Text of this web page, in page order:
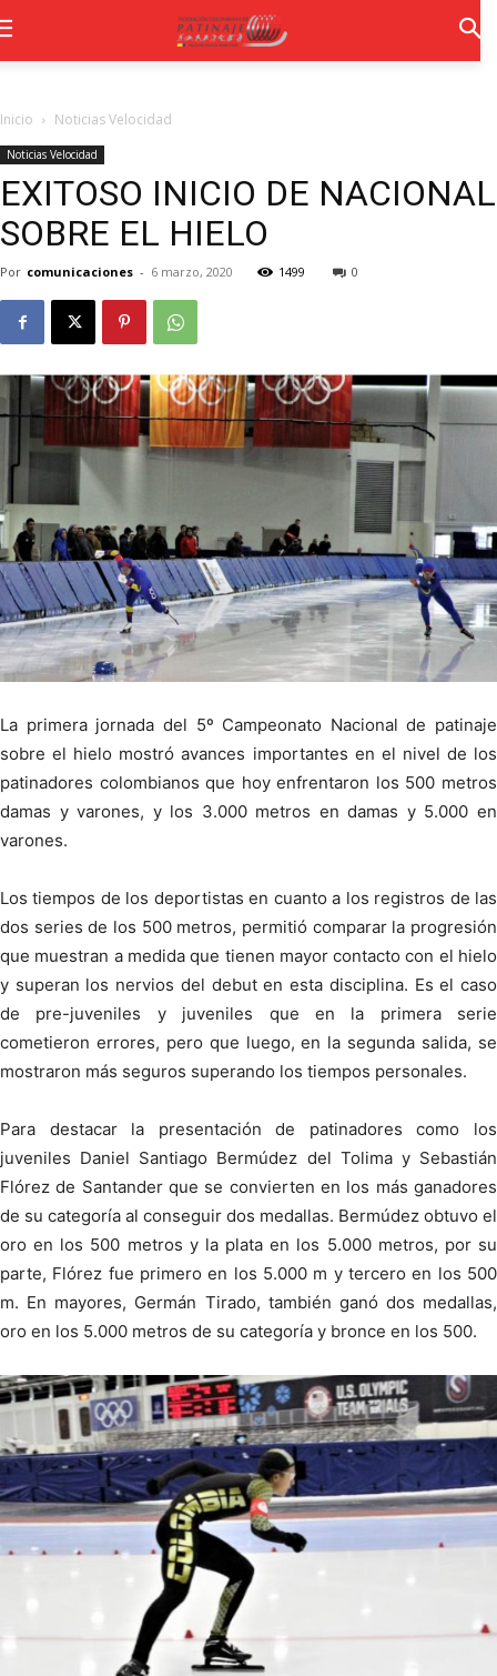
Inicio Noticias Velocidad
Noticias Velocidad
EXITOSO INICIO DE NACIONAL
SOBRE EL HIELO
Por comunicaciones - 6 marzo, 2020 1499 0
La primera jornada del 5º Campeonato Nacional de patinaje
sobre el hielo mostró avances importantes en el nivel de los
patinadores colombianos que hoy enfrentaron los 500 metros
damas y varones, y los 3.000 metros en damas y 5.000 en
varones.
Los tiempos de los deportistas en cuanto a los registros de las
dos series de los 500 metros, permitió comparar la progresión
que muestran a medida que tienen mayor contacto con el hielo
y superan los nervios del debut en esta disciplina. Es el caso
de pre-juveniles y juveniles que en la primera serie
cometieron errores, pero que luego, en la segunda salida, se
mostraron más seguros superando los tiempos personales.
Para destacar la presentación de patinadores como los
juveniles Daniel Santiago Bermúdez del Tolima y Sebastián
Flórez de Santander que se convierten en los más ganadores
de su categoría al conseguir dos medallas. Bermúdez obtuvo el
oro en los 500 metros y la plata en los 5.000 metros, por su
parte, Flórez fue primero en los 5.000 m y tercero en los 500
m. En mayores, Germán Tirado, también ganó dos medallas,
oro en los 5.000 metros de su categoría y bronce en los 500.